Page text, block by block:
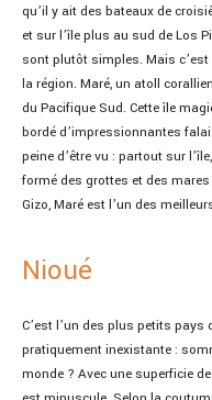
qu’il y ait des bateaux de
et sur l’île plus au sud de Los
sont plutôt simples. Mais
la région. Maré, un atoll
du Pacifique Sud. Cette île
bordé d’impressionnantes
peine d’être vu : partout sur
formé des grottes et des
Gizo, Maré est l’un des
Nioué
C’est l’un des plus petits
pratiquement inexistante :
monde ? Avec une superficie